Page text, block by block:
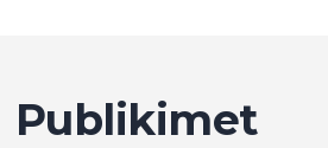
Publikimet